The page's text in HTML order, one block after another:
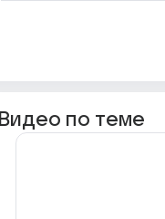
Видео по теме